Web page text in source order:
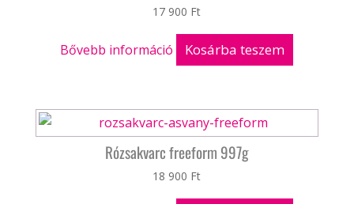
17 900 Ft
Bővebb információ Kosárba teszem
Rózsakvarc freeform 997g
18 900 Ft